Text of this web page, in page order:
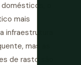
o
mais
infraestrutura
mas as
de rasto são